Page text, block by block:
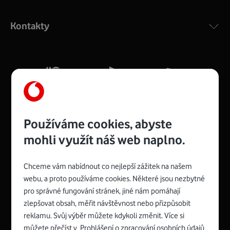
silný signál pro celou domácnost. Kompaktní rozměry 21
Více o COMPAL CH7465VF
Zyxel VMG8623-T50B:
Rozměry modemu jsou 16 x 22 x 7,5 cm (včetně stojánku)
a nabízí 4 gigabitové LAN porty a bezdrátové připojení Wi-
Spojte se s Vodafonem
Kontakty
Používáme cookies, abyste
mohli využít náš web naplno.
Chceme vám nabídnout co nejlepší zážitek na našem
webu, a proto používáme cookies. Některé jsou nezbytné
pro správné fungování stránek, jiné nám pomáhají
zlepšovat obsah, měřit návštěvnost nebo přizpůsobit
reklamu. Svůj výběr můžete kdykoli změnit. Více si
můžete přečíst v Prohlášení o zpracování osobních údajů